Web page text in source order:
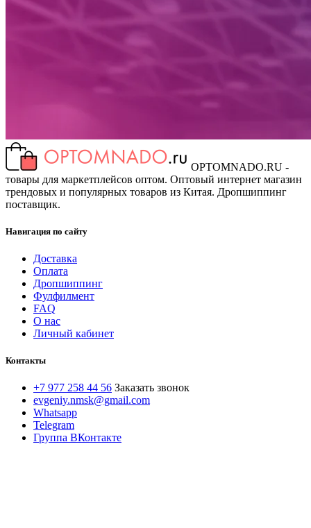
OPTOMNADO.RU -
товары для маркетплейсов оптом. Оптовый интернет магазин
трендовых и популярных товаров из Китая. Дропшиппинг
поставщик.
Навигация по сайту
Доставка
Оплата
Дропшиппинг
Фулфилмент
FAQ
О нас
Личный кабинет
Контакты
+7 977 258 44 56 Заказать звонок
evgeniy.nmsk@gmail.com
Whatsapp
Telegram
Группа ВКонтакте